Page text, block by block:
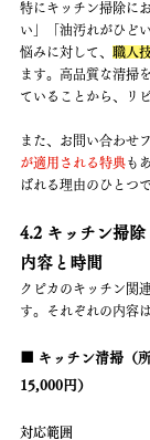
特にキッチン掃除に
い」「油汚れがひど
悩みに対して、 職人
ます。高品質な清掃
ていることから、リ
また、お問い合わせ
が適用される特典も
ばれる理由のひとつで
4.2 キッチン掃
内容と時間
クピカのキッチン関
す。それぞれの内容
■ キッチン清掃（
15,000円）
対応範囲